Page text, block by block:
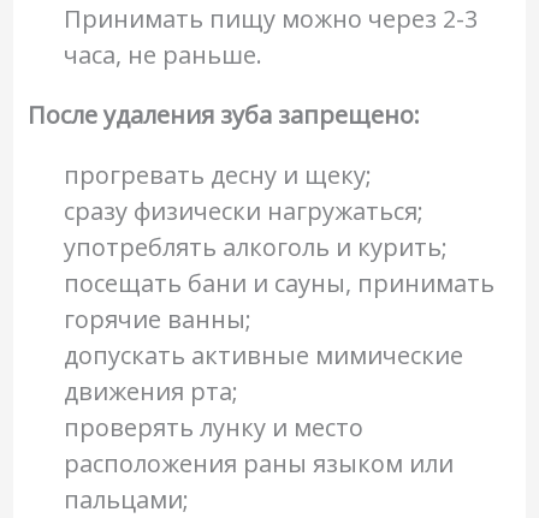
Принимать пищу можно через 2-3
часа, не раньше.
После удаления зуба запрещено:
прогревать десну и щеку;
сразу физически нагружаться;
употреблять алкоголь и курить;
посещать бани и сауны, принимать
горячие ванны;
допускать активные мимические
движения рта;
проверять лунку и место
расположения раны языком или
пальцами;